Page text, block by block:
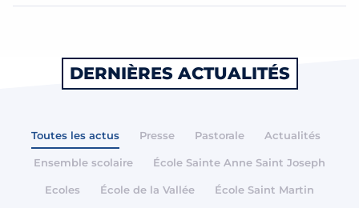
DERNIÈRES ACTUALITÉS
Toutes les actus Presse Pastorale Actualités
Ensemble scolaire École Sainte Anne Saint Joseph
Ecoles École de la Vallée École Saint Martin